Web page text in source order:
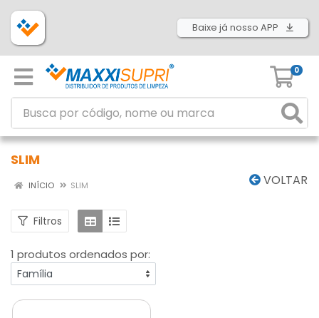
Baixe já nosso APP
0
SLIM
VOLTAR
INÍCIO SLIM
Filtros
1 produtos ordenados por: